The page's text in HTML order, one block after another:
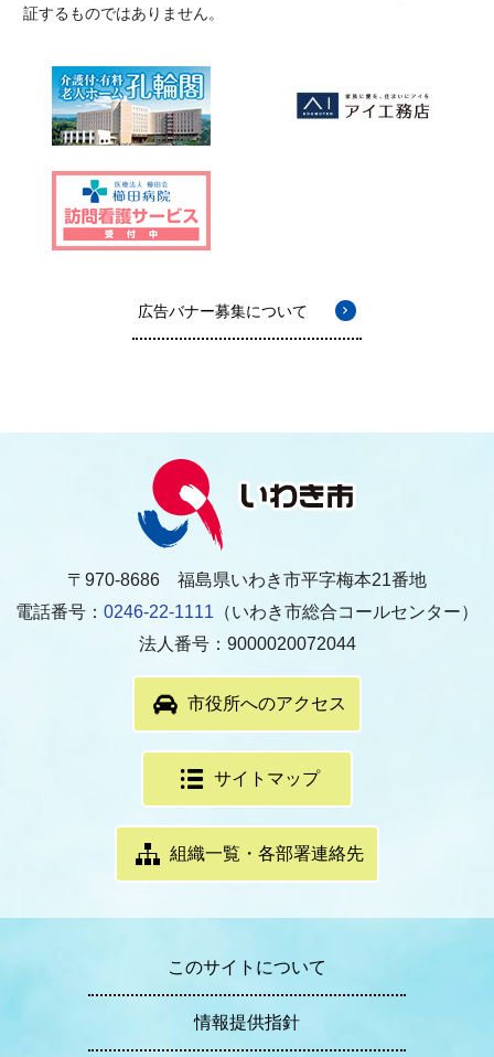
証するものではありません。
広告バナー募集について
〒970-8686 福島県いわき市平字梅本21番地
電話番号： 0246-22-1111 （いわき市総合コールセンター）
法人番号：9000020072044
市役所へのアクセス
サイトマップ
組織一覧・各部署連絡先
このサイトについて
情報提供指針